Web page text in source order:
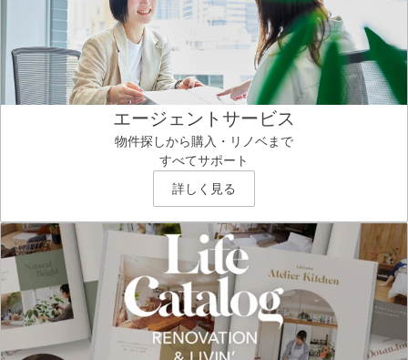
エージェントサービス
物件探しから購入・リノベまで
すべてサポート
詳しく見る